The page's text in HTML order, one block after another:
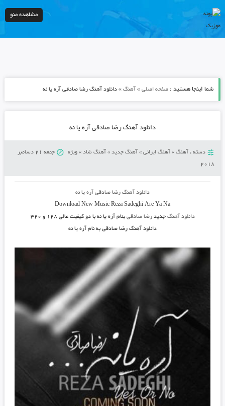
مشاهده منو
شما اینجا هستید : صفحه اصلی» آهنگ» دانلود آهنگ رضا صادقی آره یا نه
دانلود آهنگ رضا صادقی آره یا نه
دسته : آهنگ» آهنگ ایرانی» آهنگ جدید» آهنگ شاد» ویژه
جمعه 21 دسامبر
2018
دانلود آهنگ رضا صادقی آره یا نه
Download New Music Reza Sadeghi Are Ya Na
دانلود آهنگ جدیدرضا صادقی بنام آره یا نهبا دو کیفیت عالی ۱۲۸ و ۳۲۰
دانلود آهنگ رضا صادقی به نام آره یا نه